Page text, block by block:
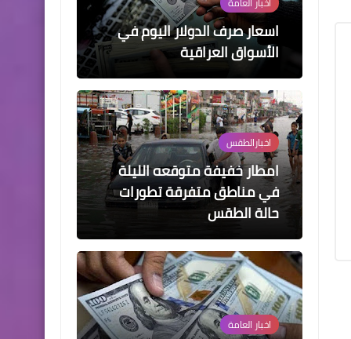
امطار خفيفة متوقعه الليلة
في مناطق متفرقة تطورات
حالة الطقس
اخبار العامة
اسعار صرف الدولار اليوم في
الأسواق العراقية
اخبار العامة